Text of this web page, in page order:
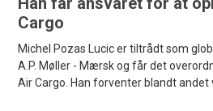
Cargo
Michel Pozas Lucic er tiltrådt som
A.P. Møller - Mærsk og får det
Air Cargo. Han forventer blandt